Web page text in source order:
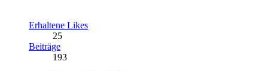
Erhaltene Likes
25
Beiträge
193